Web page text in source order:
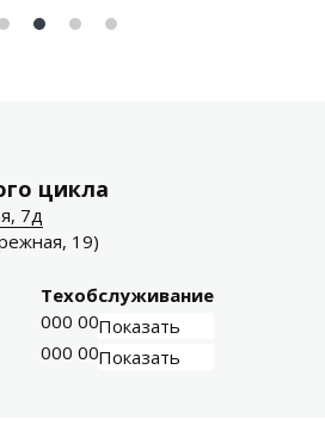
цикла
7д
19)
Техобслуживание
000 000-00-03
Показать
000 000-00-04
Показать